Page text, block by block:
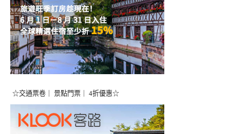
☆交通票卷｜ 景點門票｜ 4折優惠☆